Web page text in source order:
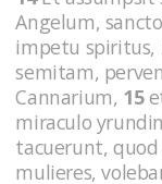
Angelum,
impetu spiritus,
semitam,
Cannarium, 15
miraculo
tacuerunt, quod
mulieres,